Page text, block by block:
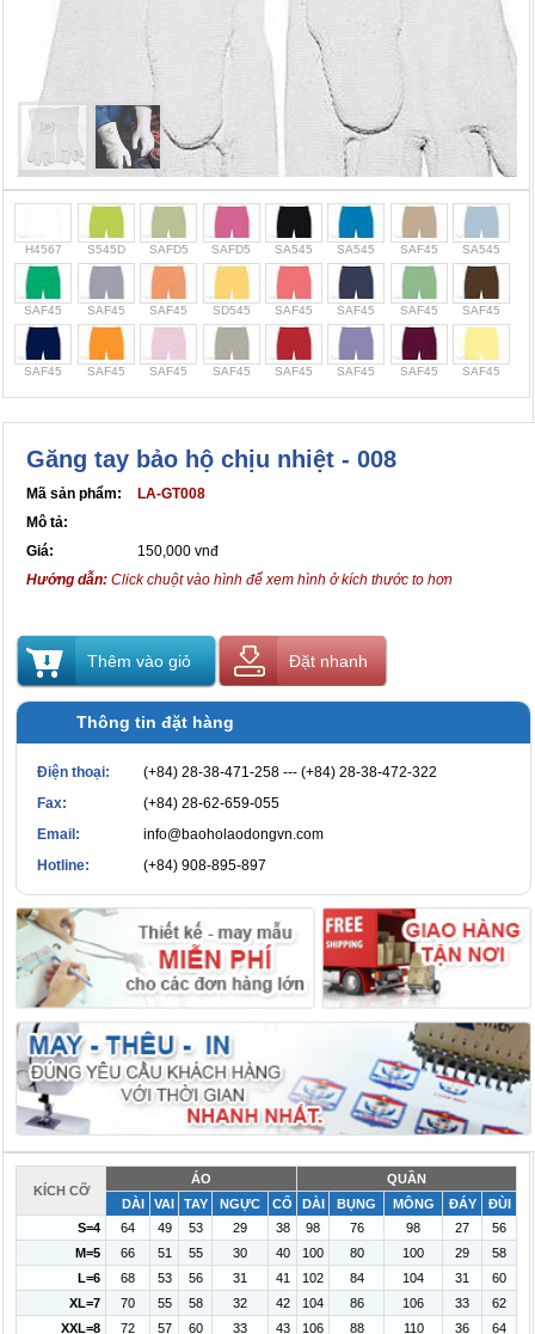
H4567 S545D SAFD5 SAFD5 SA545 SA545 SAF45 SA545
SAF45 SAF45 SAF45 SD545 SAF45 SAF45 SAF45 SAF45
SAF45 SAF45 SAF45 SAF45 SAF45 SAF45 SAF45 SAF45
Găng tay bảo hộ chịu nhiệt - 008
Mã sản phẩm:
LA-GT008
Mô tả:
Giá:
150,000 vnđ
Hướng dẫn: Click chuột vào hình để xem hình ở kích thước to hơn
Thêm vào giỏ Đặt nhanh
Thông tin đặt hàng
Điện thoại:
(+84) 28-38-471-258 --- (+84) 28-38-472-322
Fax:
(+84) 28-62-659-055
Email:
info@baoholaodongvn.com
Hotline:
(+84) 908-895-897
KÍCH CỠ
ÁO
QUẦN
DÀI
VAI TAY NGỰC CỔ DÀI BỤNG MÔNG ĐÁY
ĐÙI
S=4
64 49 53 29 38 98 76 98 27
56
M=5
66 51 55 30 40 100 80 100 29
58
L=6
68 53 56 31 41 102 84 104 31
60
XL=7
70 55 58 32 42 104 86 106 33
62
XXL=8
72 57 60 33 43 106 88 110 36
64
Cọc giao thông, rào chắn công trình
Bình chữa cháy, cứu hỏa
Chính sách bảo mật thông tin